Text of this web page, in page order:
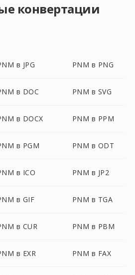
конвертации
в JPG PNM в PNG
в DOC PNM в SVG
в DOCX PNM в PPM
в PGM PNM в ODT
в ICO PNM в JP2
в GIF PNM в TGA
в CUR PNM в PBM
в EXR PNM в FAX